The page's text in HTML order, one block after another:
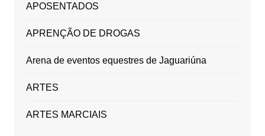
APOSENTADOS
APRENÇÃO DE DROGAS
Arena de eventos equestres de Jaguariúna
ARTES
ARTES MARCIAIS